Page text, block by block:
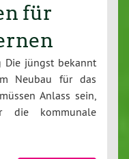
für
Die jüngst bekannt
Neubau für das
Anlass sein,
die kommunale